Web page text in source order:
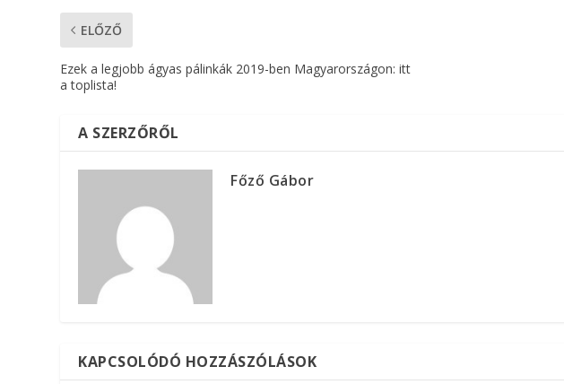
ELŐZŐ
Ezek a legjobb ágyas pálinkák 2019-ben Magyarországon: itt
a toplista!
A SZERZŐRŐL
Főző Gábor
KAPCSOLÓDÓ HOZZÁSZÓLÁSOK